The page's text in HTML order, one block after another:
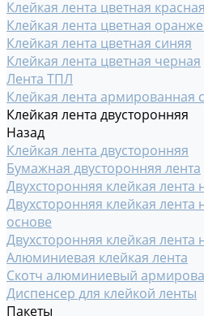
Клейкая лента цветная красная
Клейкая лента цветная
Клейкая лента цветная синяя
Клейкая лента цветная черная
Лента ТПЛ
Клейкая лента армированная
Клейкая лента двусторонняя
Назад
Клейкая лента двусторонняя
Бумажная двусторонняя лента
Двухсторонняя клейкая лента
Двухсторонняя клейкая
основе
Двухсторонняя клейкая лента
Алюминиевая клейкая лента
Скотч алюминиевый
Диспенсер для клейкой ленты
Пакеты